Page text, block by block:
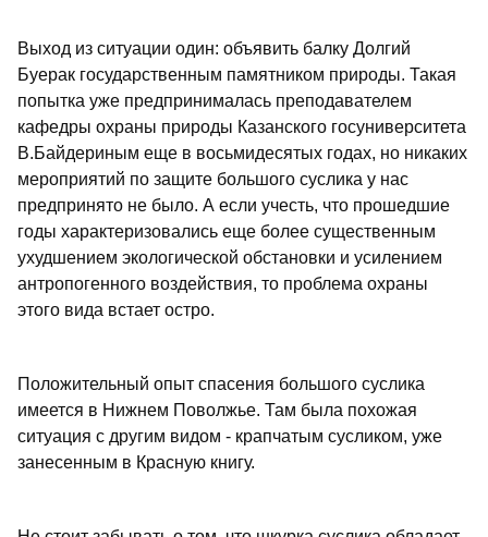
Выход из ситуации один: объявить балку Долгий
Буерак государственным памятником природы. Такая
попытка уже предпринималась преподавателем
кафедры охраны природы Казанского госуниверситета
В.Байдериным еще в восьмидесятых годах, но никаких
мероприятий по защите большого суслика у нас
предпринято не было. А если учесть, что прошедшие
годы характеризовались еще более существенным
ухудшением экологической обстановки и усилением
антропогенного воздействия, то проблема охраны
этого вида встает остро.
Положительный опыт спасения большого суслика
имеется в Нижнем Поволжье. Там была похожая
ситуация с другим видом - крапчатым сусликом, уже
занесенным в Красную книгу.